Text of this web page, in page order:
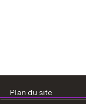
Plan du site